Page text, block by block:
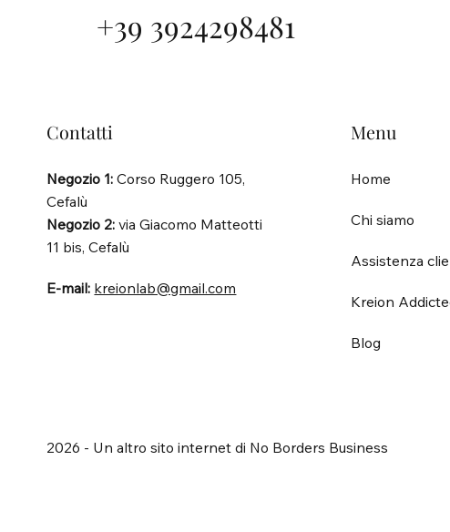
2026 - Un altro sito internet di No Borders Business
Contatti
Negozio 1: Corso Ruggero 105,
Cefalù
Negozio 2: via Giacomo Matteotti
11 bis, Cefalù
E-mail: kreionlab@gmail.com
Menu
Home
Chi siamo
Assistenza
Kreion
Blog
+39 3924298481